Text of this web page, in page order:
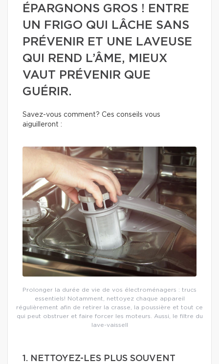
ÉPARGNONS GROS ! ENTRE
UN FRIGO QUI LÂCHE SANS
PRÉVENIR ET UNE LAVEUSE
QUI REND L’ÂME, MIEUX
VAUT PRÉVENIR QUE
GUÉRIR.
Savez-vous comment? Ces conseils vous
aiguilleront :
Prolonger la durée de vie de vos électroménagers : trucs
essentiels! Notamment, nettoyez chaque appareil
régulièrement afin de retirer la crasse, la poussière et tout ce
qui peut obstruer et faire forcer les moteurs. Aussi, le filtre du
lave-vaissell
1. NETTOYEZ-LES PLUS SOUVENT